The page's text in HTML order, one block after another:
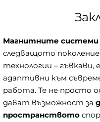
Магнитните системи
следващото
технологии –
адаптивни към
работа. Те не просто
дават възможност за
пространството